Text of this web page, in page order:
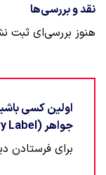
نقد و بررسی‌ها
هنوز بررسی‌ای ثبت
اولین کسی
جواهر (Jewelry Label)”
برای فرستادن